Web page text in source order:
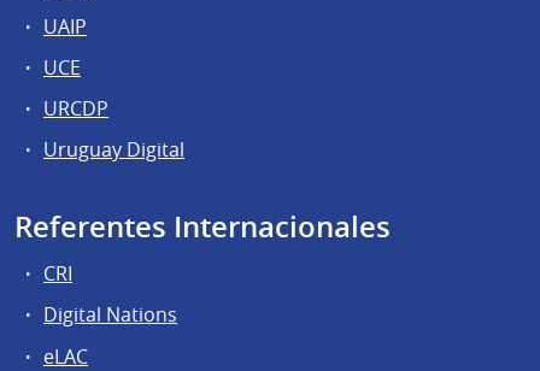
UAIP
UCE
URCDP
Uruguay Digital
Referentes Internacionales
CRI
Digital Nations
eLAC